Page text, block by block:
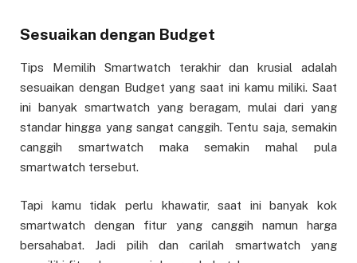
Sesuaikan dengan Budget
Tips Memilih Smartwatch terakhir dan krusial adalah
sesuaikan dengan Budget yang saat ini kamu miliki. Saat
ini banyak smartwatch yang beragam, mulai dari yang
standar hingga yang sangat canggih. Tentu saja, semakin
canggih smartwatch maka semakin mahal pula
smartwatch tersebut.
Tapi kamu tidak perlu khawatir, saat ini banyak kok
smartwatch dengan fitur yang canggih namun harga
bersahabat. Jadi pilih dan carilah smartwatch yang